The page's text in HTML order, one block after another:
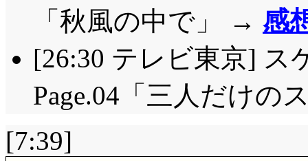
「秋風の中で」 → 感
[26:30 テレビ東京] ス
Page.04「三人だけ
[7:39]